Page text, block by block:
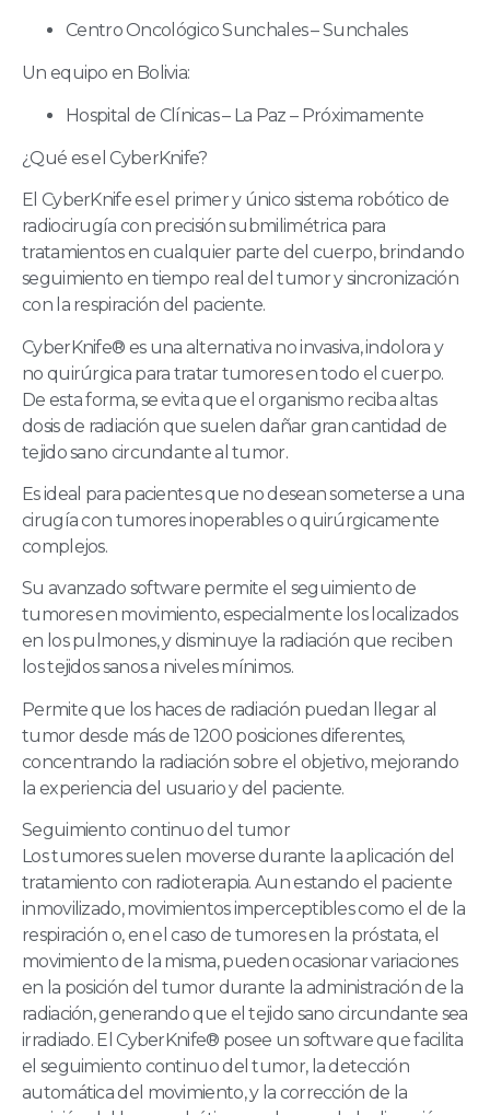
Centro Oncológico Sunchales – Sunchales
Un equipo en Bolivia:
Hospital de Clínicas – La Paz – Próximamente
¿Qué es el CyberKnife?
El CyberKnife es el primer y único sistema robótico de
radiocirugía con precisión submilimétrica para
tratamientos en cualquier parte del cuerpo, brindando
seguimiento en tiempo real del tumor y sincronización
con la respiración del paciente.
CyberKnife® es una alternativa no invasiva, indolora y
no quirúrgica para tratar tumores en todo el cuerpo.
De esta forma, se evita que el organismo reciba altas
dosis de radiación que suelen dañar gran cantidad de
tejido sano circundante al tumor.
Es ideal para pacientes que no desean someterse a una
cirugía con tumores inoperables o quirúrgicamente
complejos.
Su avanzado software permite el seguimiento de
tumores en movimiento, especialmente los localizados
en los pulmones, y disminuye la radiación que reciben
los tejidos sanos a niveles mínimos.
Permite que los haces de radiación puedan llegar al
tumor desde más de 1200 posiciones diferentes,
concentrando la radiación sobre el objetivo, mejorando
la experiencia del usuario y del paciente.
Seguimiento continuo del tumor
Los tumores suelen moverse durante la aplicación del
tratamiento con radioterapia. Aun estando el paciente
inmovilizado, movimientos imperceptibles como el de la
respiración o, en el caso de tumores en la próstata, el
movimiento de la misma, pueden ocasionar variaciones
en la posición del tumor durante la administración de la
radiación, generando que el tejido sano circundante sea
irradiado. El CyberKnife® posee un software que facilita
el seguimiento continuo del tumor, la detección
automática del movimiento, y la corrección de la